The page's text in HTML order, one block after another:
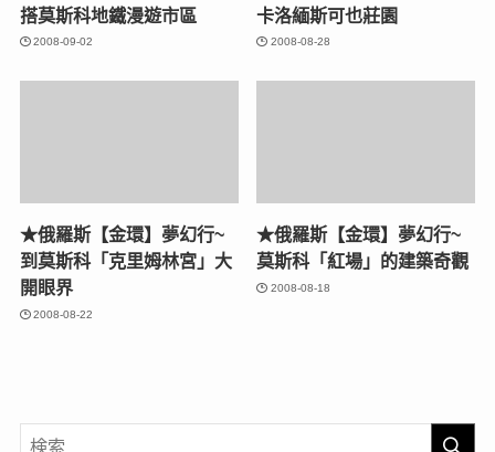
搭莫斯科地鐵漫遊市區
2008-09-02
卡洛緬斯可也莊園
2008-08-28
★俄羅斯【金環】夢幻行~
到莫斯科「克里姆林宮」大
開眼界
2008-08-22
★俄羅斯【金環】夢幻行~
莫斯科「紅場」的建築奇觀
2008-08-18